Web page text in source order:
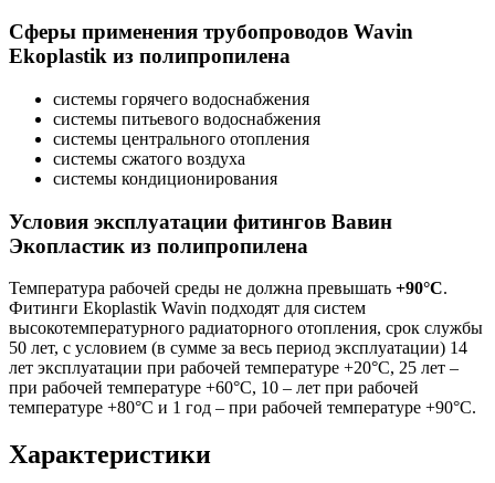
Сферы применения трубопроводов Wavin
Ekoplastik из полипропилена
системы горячего водоснабжения
системы питьевого водоснабжения
системы центрального отопления
системы сжатого воздуха
системы кондиционирования
Условия эксплуатации фитингов Вавин
Экопластик из полипропилена
Температура рабочей среды не должна превышать +90°C.
Фитинги Ekoplastik Wavin подходят для систем
высокотемпературного радиаторного отопления, срок службы
50 лет, с условием (в сумме за весь период эксплуатации) 14
лет эксплуатации при рабочей температуре +20°С, 25 лет –
при рабочей температуре +60°С, 10 – лет при рабочей
температуре +80°С и 1 год – при рабочей температуре +90°С.
Характеристики